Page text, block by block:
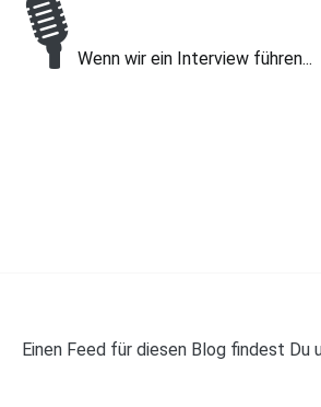
🎙 Wenn wir ein Interview führen...
Einen Feed für diesen Blog findest Du